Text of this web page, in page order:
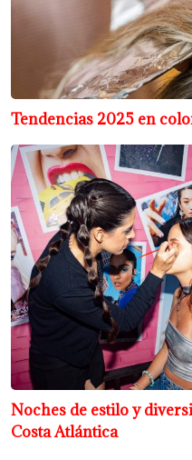
Tendencias 2025 en
Noches de estilo y
Costa Atlántica